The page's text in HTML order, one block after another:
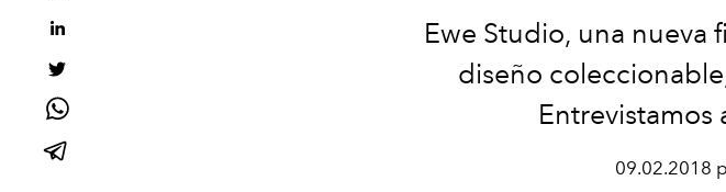
Ewe Studio, una nueva
diseño
Entrevistamos
09.02.2018